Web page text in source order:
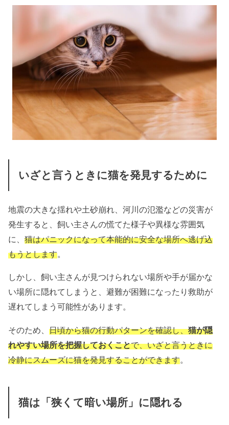
いざと言うときに猫を発見するために
地震の大きな揺れや土砂崩れ、河川の氾濫などの災害が
発生すると、飼い主さんの慌てた様子や異様な雰囲気
に、猫はパニックになって本能的に安全な場所へ逃げ込
もうとします。
しかし、飼い主さんが見つけられない場所や手が届かな
い場所に隠れてしまうと、避難が困難になったり救助が
遅れてしまう可能性があります。
そのため、日頃から猫の行動パターンを確認し、猫が隠
れやすい場所を把握しておくことで、いざと言うときに
冷静にスムーズに猫を発見することができます。
猫は「狭くて暗い場所」に隠れる